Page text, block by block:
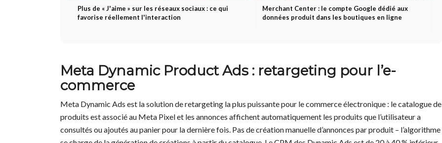
Plus de « J'aime » sur les réseaux sociaux : ce qui
favorise réellement l'interaction
Merchant Center : le compte Google dédié aux
données produit dans les boutiques en ligne
Meta Dynamic Product Ads : retargeting pour l’e-
commerce
Meta Dynamic Ads est la solution de retargeting la plus puissante pour le commerce électronique : le catalogue de
produits est associé au Meta Pixel et les annonces affichent automatiquement les produits que l’utilisateur a
consultés ou ajoutés au panier pour la dernière fois. Pas de création manuelle d’annonces par produit – l’algorithme